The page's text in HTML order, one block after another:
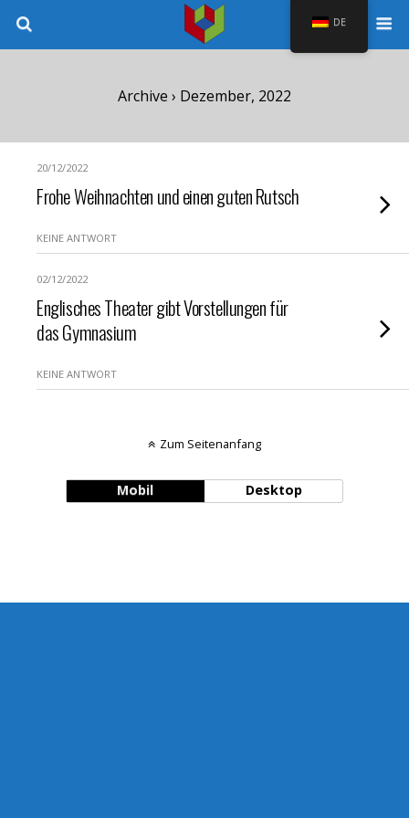
Archive › Dezember, 2022
20/12/2022
Frohe Weihnachten und einen guten Rutsch
KEINE ANTWORT
02/12/2022
Englisches Theater gibt Vorstellungen für
das Gymnasium
KEINE ANTWORT
Zum Seitenanfang
Mobil Desktop
DE